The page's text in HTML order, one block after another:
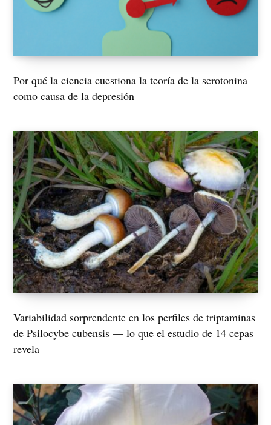
Por qué la ciencia cuestiona la teoría de la serotonina
como causa de la depresión
Variabilidad sorprendente en los perfiles de triptaminas
de Psilocybe cubensis — lo que el estudio de 14 cepas
revela